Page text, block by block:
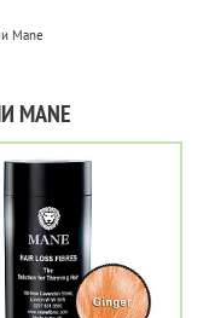
Mane
MANE